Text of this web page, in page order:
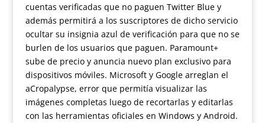
cuentas verificadas que no paguen Twitter Blue y
además permitirá a los suscriptores de dicho servicio
ocultar su insignia azul de verificación para que no se
burlen de los usuarios que paguen. Paramount+
sube de precio y anuncia nuevo plan exclusivo para
dispositivos móviles. Microsoft y Google arreglan el
aCropalypse, error que permitía visualizar las
imágenes completas luego de recortarlas y editarlas
con las herramientas oficiales en Windows y Android.